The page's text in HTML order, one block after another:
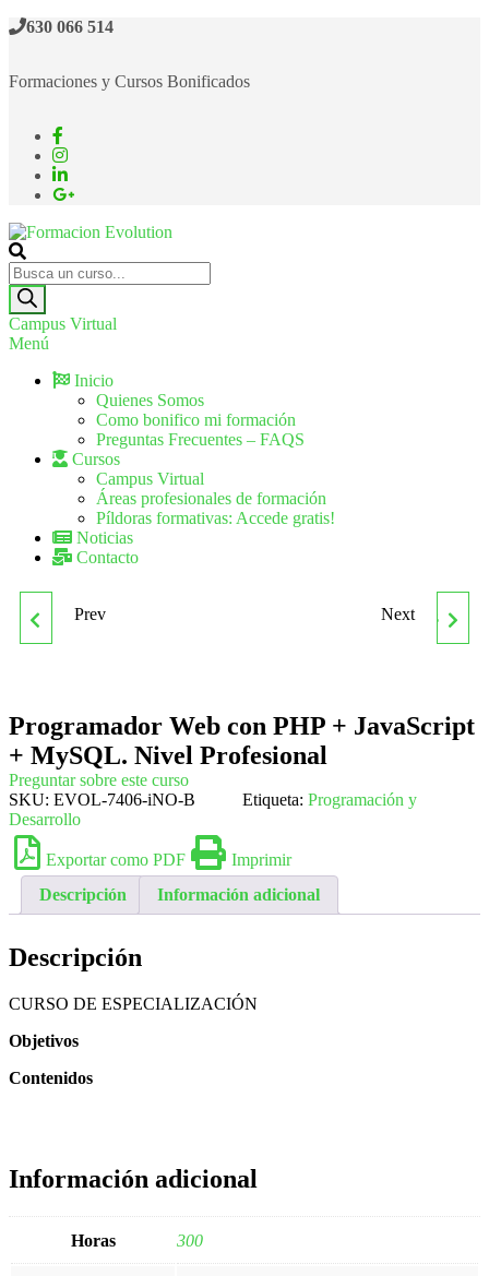
630 066 514
Formaciones y Cursos Bonificados
Formacion Evolution
Cursos de formación continua
Campus Virtual
Menú
Inicio
Quienes Somos
Como bonifico mi formación
Preguntas Frecuentes – FAQS
Cursos
Campus Virtual
Áreas profesionales de formación
Píldoras formativas: Accede gratis!
Noticias
Contacto
PROGRAMA SUPERIOR
SUPERVISORES Y
ENCARGADOS DE
Prev QUIE0308 OPERACIONES
ALMACÉN EN
QUÍMICOS
Next
Programador Web con PHP + JavaScript
+ MySQL. Nivel Profesional
Preguntar sobre este curso
SKU: EVOL-7406-iNO-B Etiqueta: Programación y
Desarrollo
Exportar como PDF
Imprimir
Descripción
Información adicional
Descripción
CURSO DE ESPECIALIZACIÓN
Objetivos
Contenidos
Información adicional
Horas 300